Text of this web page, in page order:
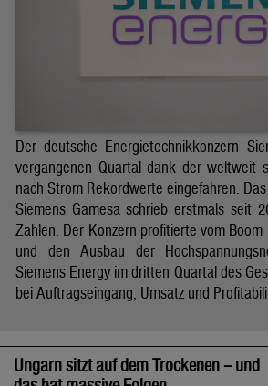
Der deutsche Energietechnikkonzern
vergangenen Quartal dank der weltweit
nach Strom Rekordwerte eingefahren.
Siemens Gamesa schrieb erstmals seit
Zahlen. Der Konzern profitierte vom Boom
und den Ausbau der
Siemens Energy im dritten Quartal des
bei Auftragseingang, Umsatz und
Ungarn sitzt auf dem Trockenen – und